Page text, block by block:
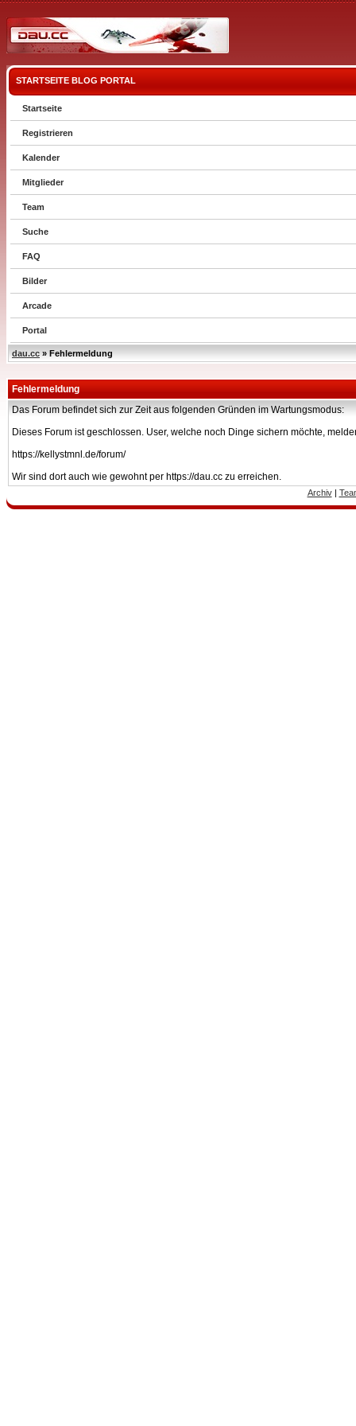
STARTSEITE BLOG PORTAL
Startseite
Registrieren
Kalender
Mitglieder
Team
Suche
FAQ
Bilder
Arcade
Portal
dau.cc » Fehlermeldung
Fehlermeldung
Das Forum befindet sich zur Zeit aus folgenden Gründen im Wartungsmodus:
Dieses Forum ist geschlossen. User, welche noch Dinge sichern möchte,
https://kellystmnl.de/forum/
Wir sind dort auch wie gewohnt per https://dau.cc zu erreichen.
Archiv|